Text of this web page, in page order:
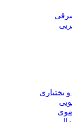
شرقی
بختیاری